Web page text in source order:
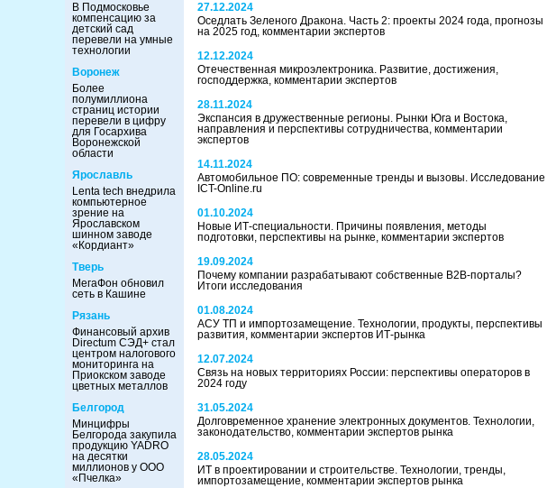
В Подмосковье
компенсацию за
детский сад
перевели на умные
технологии
Воронеж
Более
полумиллиона
страниц истории
перевели в цифру
для Госархива
Воронежской
области
Ярославль
Lenta tech внедрила
компьютерное
зрение на
Ярославском
шинном заводе
«Кордиант»
Тверь
МегаФон обновил
сеть в Кашине
Рязань
Финансовый архив
Directum СЭД+ стал
центром налогового
мониторинга на
Приокском заводе
цветных металлов
Белгород
Минцифры
Белгорода закупила
продукцию YADRO
на десятки
миллионов у ООО
«Пчелка»
27.12.2024
Оседлать Зеленого Дракона. Часть 2: проекты 2024 года, прогнозы
на 2025 год, комментарии экспертов
12.12.2024
Отечественная микроэлектроника. Развитие, достижения,
господдержка, комментарии экспертов
28.11.2024
Экспансия в дружественные регионы. Рынки Юга и Востока,
направления и перспективы сотрудничества, комментарии
экспертов
14.11.2024
Автомобильное ПО: современные тренды и вызовы. Исследование
ICT-Online.ru
01.10.2024
Новые ИТ-специальности. Причины появления, методы
подготовки, перспективы на рынке, комментарии экспертов
19.09.2024
Почему компании разрабатывают собственные B2B-порталы?
Итоги исследования
01.08.2024
АСУ ТП и импортозамещение. Технологии, продукты, перспективы
развития, комментарии экспертов ИТ-рынка
12.07.2024
Связь на новых территориях России: перспективы операторов в
2024 году
31.05.2024
Долговременное хранение электронных документов. Технологии,
законодательство, комментарии экспертов рынка
28.05.2024
ИТ в проектировании и строительстве. Технологии, тренды,
импортозамещение, комментарии экспертов рынка